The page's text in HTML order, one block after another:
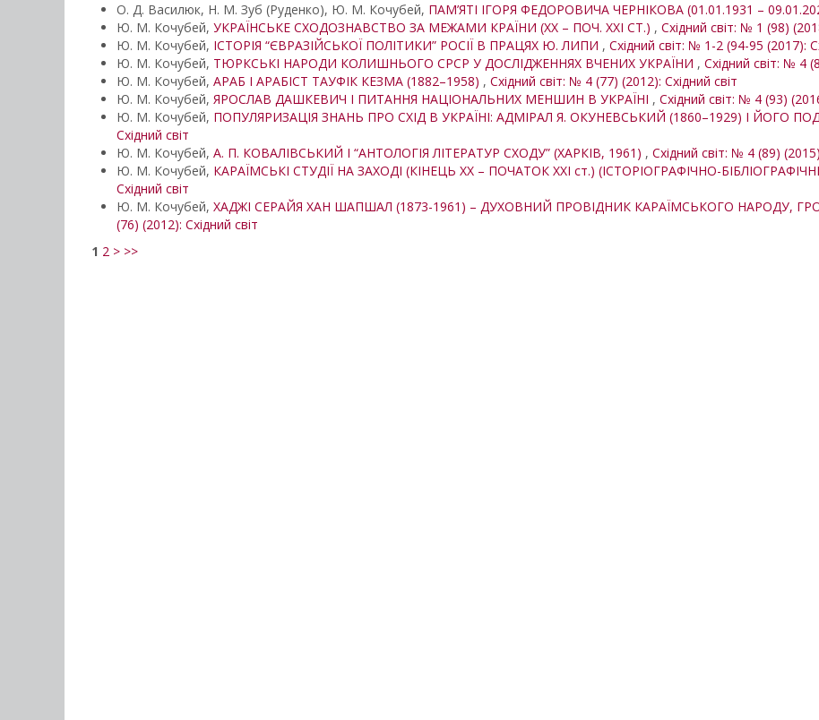
О. Д. Василюк, Н. М. Зуб (Руденко), Ю. М. Кочубей, ПАМ’ЯТІ ІГОРЯ ФЕДОРОВИЧА ЧЕРНІКОВА (01.01.1931 –
Ю. М. Кочубей, УКРАЇНСЬКЕ СХОДОЗНАВСТВО ЗА МЕЖАМИ КРАЇНИ (XX – ПОЧ. XXI СТ.) , Східний світ: № 1 (98)
Ю. М. Кочубей, ІСТОРІЯ “ЄВРАЗІЙСЬКОЇ ПОЛІТИКИ” РОСІЇ В ПРАЦЯХ Ю. ЛИПИ , Східний світ: № 1-2 (94-95 (2017):
Ю. М. Кочубей, ТЮРКСЬКІ НАРОДИ КОЛИШНЬОГО СРСР У ДОСЛІДЖЕННЯХ ВЧЕНИХ УКРАЇНИ , Східний світ: № 4
Ю. М. Кочубей, АРАБ І АРАБІСТ ТАУФІК КЕЗМА (1882–1958) , Східний світ: № 4 (77) (2012): Східний світ
Ю. М. Кочубей, ЯРОСЛАВ ДАШКЕВИЧ І ПИТАННЯ НАЦІОНАЛЬНИХ МЕНШИН В УКРАЇНІ , Східний світ: № 4 (93)
Ю. М. Кочубей, ПОПУЛЯРИЗАЦІЯ ЗНАНЬ ПРО СХІД В УКРАЇНІ: АДМІРАЛ Я. ОКУНЕВСЬКИЙ (1860–1929) І ЙОГО
Східний світ
Ю. М. Кочубей, А. П. КОВАЛІВСЬКИЙ І “АНТОЛОГІЯ ЛІТЕРАТУР СХОДУ” (ХАРКІВ, 1961) , Східний світ: № 4 (89)
Ю. М. Кочубей, КАРАЇМСЬКІ СТУДІЇ НА ЗАХОДІ (КІНЕЦЬ ХХ – ПОЧАТОК ХXІ ст.) (ІСТОРІОГРАФІЧНО-
Східний світ
Ю. М. Кочубей, ХАДЖІ СЕРАЙЯ ХАН ШАПШАЛ (1873-1961) – ДУХОВНИЙ ПРОВІДНИК КАРАЇМСЬКОГО НАРОДУ,
(76) (2012): Східний світ
1 2 > >>